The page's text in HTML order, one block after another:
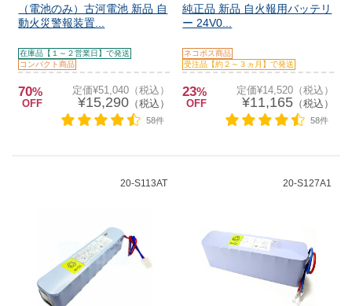
（電池のみ）古河電池 新品 自
動火災警報装置...
在庫品【１～２営業日】で発送
コンパクト商品
70%
OFF
定価¥51,040（税込）
¥15,290（税込）
58件
純正品 新品 自火報用バッテリ
ー 24V0...
ネコポス商品
受注品【約２～３ヵ月】で発送
23%
OFF
定価¥14,520（税込）
¥11,165（税込）
58件
20-S113AT 20-S127A1